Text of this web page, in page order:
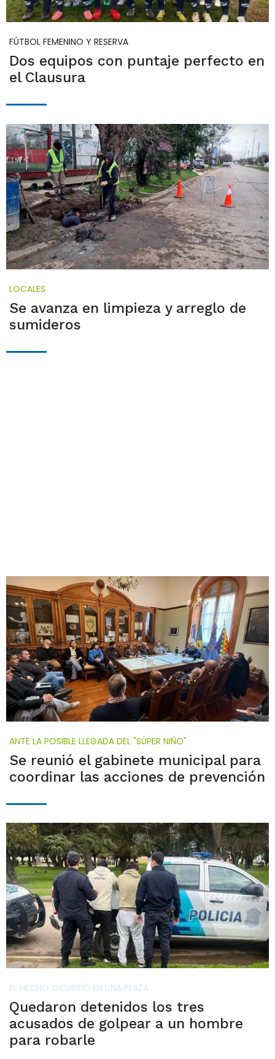
FÚTBOL FEMENINO Y RESERVA
Dos equipos con puntaje perfecto en
el Clausura
LOCALES
Se avanza en limpieza y arreglo de
sumideros
ANTE LA POSIBLE LLEGADA DEL "SÚPER NIÑO"
Se reunió el gabinete municipal para
coordinar las acciones de prevención
EL HECHO OCURRIÓ EN UNA PLAZA
Quedaron detenidos los tres
acusados de golpear a un hombre
para robarle